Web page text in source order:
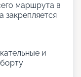
маршрута в
закрепляется
и